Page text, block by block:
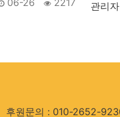
관리자
후원문의 : 010-2652-